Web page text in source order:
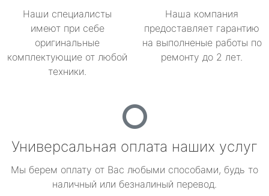
Наши специалисты
имеют при себе
оригинальные
комплектующие от любой
техники.
Наша компания
предоставляет гарантию
на выполненые работы по
ремонту до 2 лет.
Универсальная оплата наших услуг
Мы берем оплату от Вас любыми способами, будь то
наличный или безналиный перевод.